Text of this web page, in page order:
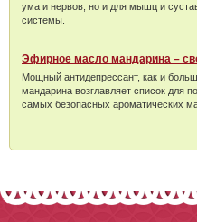
ума и нервов, но и для мышц и
системы.
Эфирное масло мандарина –
Мощный антидепрессант, как и
мандарина возглавляет список для
самых безопасных ароматических